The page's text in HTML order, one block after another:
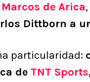
de Arica
Dittborn a
particularidad:
de TNT Sports